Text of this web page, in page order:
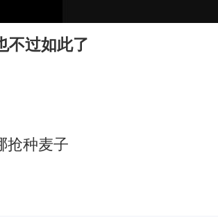
构建更高水平的全民健身公共服务体系
韩军前线部队连曝丑闻
以军士兵把枪口对准中国记者
不过如此了
抢种麦子